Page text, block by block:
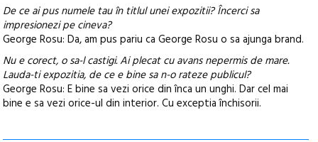
De ce ai pus numele tau în titlul unei expozitii? Încerci sa
impresionezi pe cineva?
George Rosu: Da, am pus pariu ca George Rosu o sa ajunga brand.
Nu e corect, o sa-l castigi. Ai plecat cu avans nepermis de mare.
Lauda-ti expozitia, de ce e bine sa n-o rateze publicul?
George Rosu: E bine sa vezi orice din înca un unghi. Dar cel mai
bine e sa vezi orice-ul din interior. Cu exceptia închisorii.